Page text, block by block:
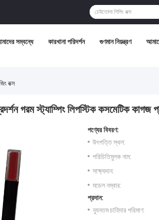
সম্বন্ধে কারখানা পরিদর্শন গুণমান নিয়ন্ত্রণ
বক্স
গরম স্ট্যাম্পিং লিপস্টিক কসমেটিক কাগজ
পণ্যের বিবরণ:
উৎপত্তি স্থল:
পরিচিতিমুলক নাম:
সাক্ষ্যদান:
মডেল নম্বার:
প্রদান:
ন্যূনতম চাহিদার পরিমাণ: